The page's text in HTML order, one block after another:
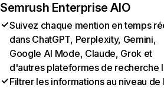
Semrush Enterprise AIO
Suivez chaque mention en temps
dans ChatGPT, Perplexity, Gemini,
Google AI Mode, Claude, Grok et
d'autres plateformes de recherche
Filtrer les informations au niveau de